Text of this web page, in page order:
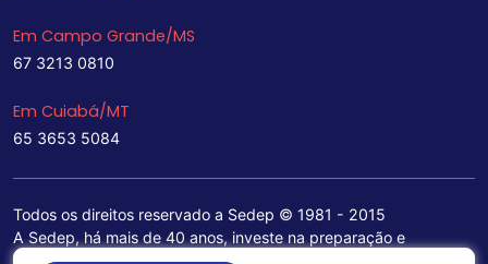
Em Campo Grande/MS
67 3213 0810
Em Cuiabá/MT
65 3653 5084
Todos os direitos reservado a Sedep © 1981 - 2015
A Sedep, há mais de 40 anos, investe na preparação e